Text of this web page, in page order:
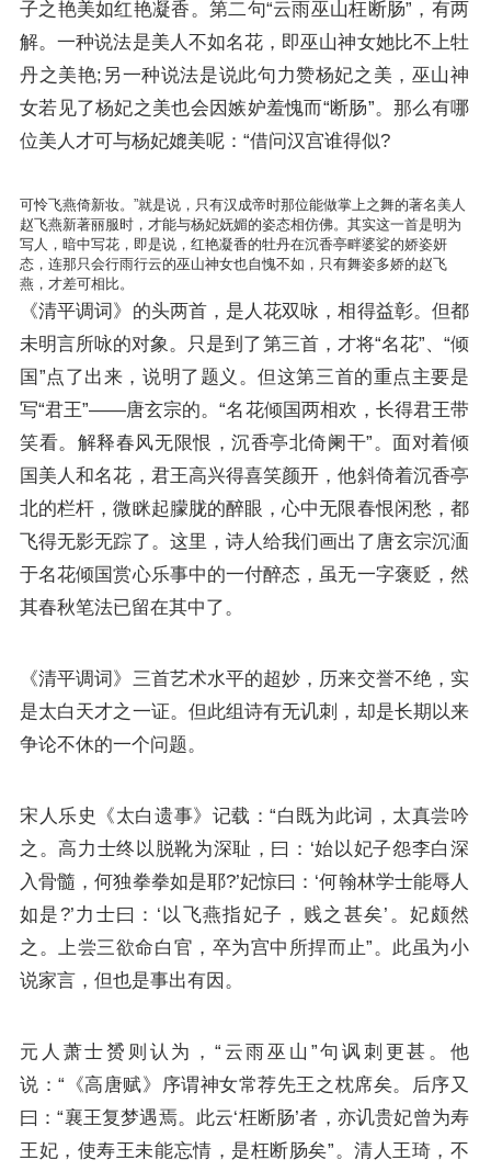
子之艳美如红艳凝香。第二句“云雨巫山枉断肠”，有两
解。一种说法是美人不如名花，即巫山神女她比不上牡
丹之美艳;另一种说法是说此句力赞杨妃之美，巫山神
女若见了杨妃之美也会因嫉妒羞愧而“断肠”。那么有哪
位美人才可与杨妃媲美呢：“借问汉宫谁得似?
可怜飞燕倚新妆。 ”就是说，只有汉成帝时那位能做掌上之舞的著名美人
赵飞燕新著丽服时，才能与杨妃妩媚的姿态相仿佛。其实这一首是明为
写人，暗中写花，即是说，红艳凝香的牡丹在沉香亭畔婆娑的娇姿妍
态，连那只会行雨行云的巫山神女也自愧不如，只有舞姿多娇的赵飞
燕，才差可相比。
《清平调词》的头两首，是人花双咏，相得益彰。但都
未明言所咏的对象。只是到了第三首，才将“名花”、“倾
国 ”点了出来，说明了题义。但这第三首的重点主要是
写“君王”——唐玄宗的。“名花倾国两相欢，长得君王带
笑看。解释春风无限恨，沉香亭北倚阑干”。面对着倾
国美人和名花，君王高兴得喜笑颜开，他斜倚着沉香亭
北的栏杆，微眯起朦胧的醉眼，心中无限春恨闲愁，都
飞得无影无踪了。这里，诗人给我们画出了唐玄宗沉湎
于名花倾国赏心乐事中的一付醉态，虽无一字褒贬，然
其春秋笔法已留在其中了。
《清平调词》三首艺术水平的超妙，历来交誉不绝，实
是太白天才之一证。但此组诗有无讥刺，却是长期以来
争论不休的一个问题。
宋人乐史《太白遗事》记载：“白既为此词，太真尝吟
之。高力士终以脱靴为深耻，曰：‘始以妃子怨李白深
入骨髓，何独拳拳如是耶?’妃惊曰：‘何翰林学士能辱人
如是?’力士曰：‘以飞燕指妃子，贱之甚矣’。妃颇然
之。上尝三欲命白官，卒为宫中所捍而止”。此虽为小
说家言，但也是事出有因。
元人萧士赟则认为，“ 云雨巫山 ”句讽刺更甚。他
说：“《高唐赋》序谓神女常荐先王之枕席矣。后序又
曰：“襄王复梦遇焉。此云‘枉断肠’者，亦讥贵妃曾为寿
王妃，使寿王未能忘情，是枉断肠矣”。清人王琦，不